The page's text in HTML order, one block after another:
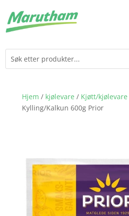
Hjem / kjølevare / Kjøtt/kjølevare
Kylling/Kalkun 600g Prior